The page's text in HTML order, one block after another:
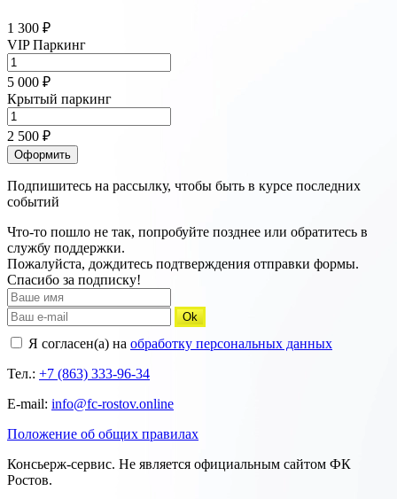
1 300 ₽
VIP Паркинг
5 000 ₽
Крытый паркинг
2 500 ₽
Оформить
Подпишитесь на рассылку, чтобы быть в курсе последних
событий
Что-то пошло не так, попробуйте позднее или обратитесь в
службу поддержки.
Пожалуйста, дождитесь подтверждения отправки формы.
Спасибо за подписку!
Ok
Я согласен(а) на обработку персональных данных
Тел.: +7 (863) 333-96-34
E-mail: info@fc-rostov.online
Положение об общих правилах
Консьерж-сервис. Не является официальным сайтом ФК
Ростов.